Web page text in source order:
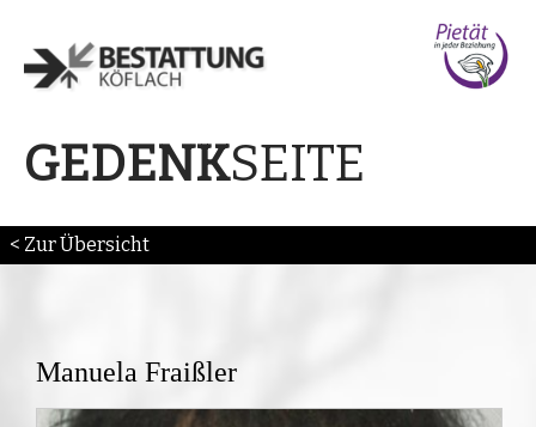
GEDENKSEITE
< Zur Übersicht
Manuela Fraißler